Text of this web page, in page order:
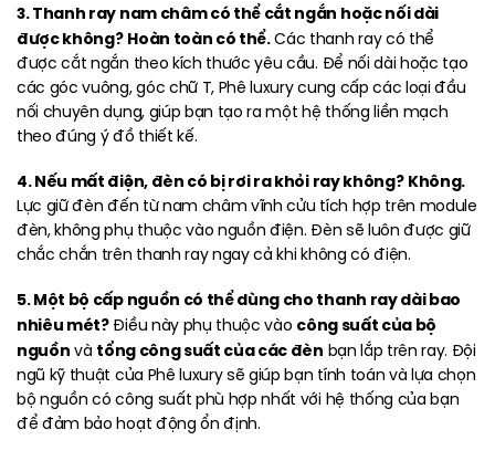
3. Thanh ray nam châm có thể cắt ngắn hoặc nối dài
được không? Hoàn toàn có thể.Các thanh ray có thể
được cắt ngắn theo kích thước yêu cầu. Để nối dài hoặc tạo
các góc vuông, góc chữ T, Phê luxury cung cấp các loại đầu
nối chuyên dụng, giúp bạn tạo ra một hệ thống liền mạch
theo đúng ý đồ thiết kế.
4. Nếu mất điện, đèn có bị rơi ra khỏi ray không? Không.
Lực giữ đèn đến từ nam châm vĩnh cửu tích hợp trên module
đèn, không phụ thuộc vào nguồn điện. Đèn sẽ luôn được giữ
chắc chắn trên thanh ray ngay cả khi không có điện.
5. Một bộ cấp nguồn có thể dùng cho thanh ray dài bao
nhiêu mét?Điều này phụ thuộc vào công suất của bộ
nguồnvà tổng công suất của các đèn bạn lắp trên ray. Đội
ngũ kỹ thuật của Phê luxury sẽ giúp bạn tính toán và lựa chọn
bộ nguồn có công suất phù hợp nhất với hệ thống của bạn
để đảm bảo hoạt động ổn định.